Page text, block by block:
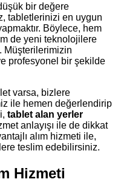
bir değere
tabletlerinizi en uygun
Böylece, hem
de yeni teknolojilere
Müşterilerimizin
profesyonel bir şekilde
varsa, bizlere
ile hemen değerlendirip
tablet alan yerler
anlayışı ile de dikkat
alım hizmeti ile,
teslim edebilirsiniz.
Hizmeti